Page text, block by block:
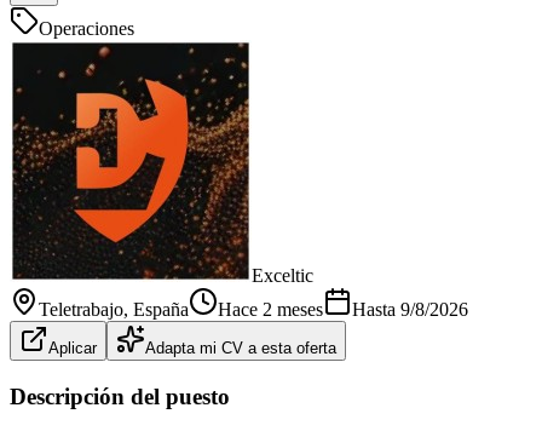
Operaciones
Exceltic
Teletrabajo, España Hace 2 meses Hasta 9/8/2026
Aplicar Adapta mi CV a esta oferta
Descripción del puesto